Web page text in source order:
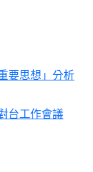
要思想」分析
台工作會議